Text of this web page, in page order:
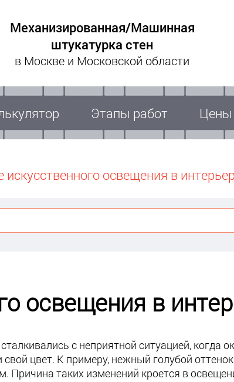
Механизированная/Машинная
штукатурка стен
в Москве и Московской области
Этапы работ Цены
искусственного освещения в
освещения в
с неприятной ситуацией, когда
цвет. К примеру, нежный голубой
Причина таких изменений кроется в